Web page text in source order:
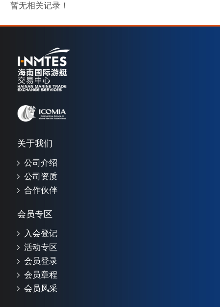
暂无相关记录！
关于我们
公司介绍
公司资质
合作伙伴
会员专区
入会登记
活动专区
会员登录
会员章程
会员风采